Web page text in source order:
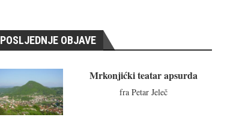
POSLJEDNJE OBJAVE
Mrkonjićki teatar apsurda
fra Petar Jeleč